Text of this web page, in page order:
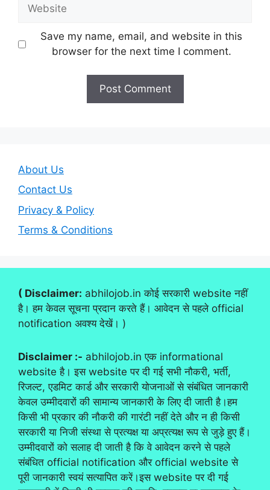
Save my name, email, and website in this
browser for the next time I comment.
About Us
Contact Us
Privacy & Policy
Terms & Conditions
( Disclaimer: abhilojob.in कोई सरकारी website नहीं
है। हम केवल सूचना प्रदान करते हैं। आवेदन से पहले official
notification अवश्य देखें। )
Disclaimer :- abhilojob.in एक informational
website है। इस website पर दी गई सभी नौकरी, भर्ती,
रिजल्ट, एडमिट कार्ड और सरकारी योजनाओं से संबंधित जानकारी
केवल उम्मीदवारों की सामान्य जानकारी के लिए दी जाती है।हम
किसी भी प्रकार की नौकरी की गारंटी नहीं देते और न ही किसी
सरकारी या निजी संस्था से प्रत्यक्ष या अप्रत्यक्ष रूप से जुड़े हुए हैं।
उम्मीदवारों को सलाह दी जाती है कि वे आवेदन करने से पहले
संबंधित official notification और official website से
पूरी जानकारी स्वयं सत्यापित करें।इस website पर दी गई